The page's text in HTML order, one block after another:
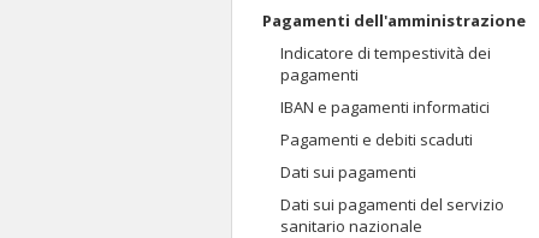
Pagamenti dell'amministrazione
Indicatore di tempestività dei
pagamenti
IBAN e pagamenti informatici
Pagamenti e debiti scaduti
Dati sui pagamenti
Dati sui pagamenti del servizio
sanitario nazionale